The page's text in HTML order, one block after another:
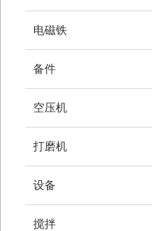
电磁铁
备件
空压机
打磨机
设备
搅拌